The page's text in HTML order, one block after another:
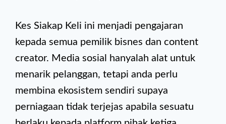
Kes Siakap Keli ini menjadi pengajaran
kepada semua pemilik bisnes dan content
creator. Media sosial hanyalah alat untuk
menarik pelanggan, tetapi anda perlu
membina ekosistem sendiri supaya
perniagaan tidak terjejas apabila sesuatu